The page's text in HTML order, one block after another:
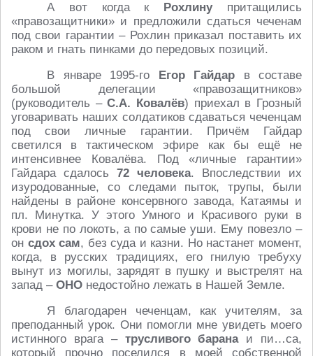
А вот когда к Рохлинупритащились
«правозащитники» и предложили сдаться чеченам
под свои гарантии – Рохлин приказал поставить их
раком и гнать пинками до передовых позиций.
В январе 1995-го Егор Гайдар в составе
большой делегации «правозащитников»
(руководитель –С.А. Ковалёв) приехал в Грозный
уговаривать наших солдатиков сдаваться чеченцам
под свои личные гарантии. Причём Гайдар
светился в тактическом эфире как бы ещё не
интенсивнее Ковалёва. Под «личные гарантии»
Гайдара сдалось 72 человека. Впоследствии их
изуродованные, со следами пыток, трупы, были
найдены в районе консервного завода, Катаямы и
пл. Минутка. У этого Умного и Красивого руки в
крови не по локоть, а по самые уши. Ему повезло –
он сдох сам, без суда и казни. Но настанет момент,
когда, в русских традициях, его гнилую требуху
вынут из могилы, зарядят в пушку и выстрелят на
запад – ОНО недостойно лежать в Нашей Земле.
Я благодарен чеченцам, как учителям, за
преподанный урок. Они помогли мне увидеть моего
истинного врага – трусливого баранаи пи…са,
который прочно поселился в моей собственной